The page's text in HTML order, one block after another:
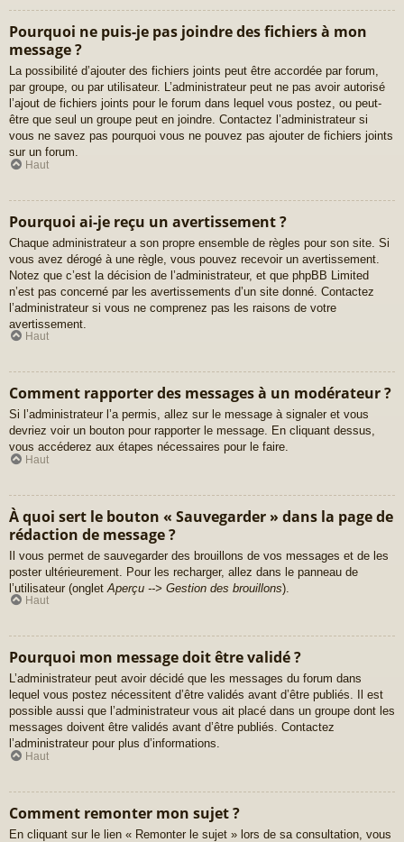
Pourquoi ne puis-je pas joindre des fichiers à mon
message ?
La possibilité d’ajouter des fichiers joints peut être accordée par forum,
par groupe, ou par utilisateur. L’administrateur peut ne pas avoir autorisé
l’ajout de fichiers joints pour le forum dans lequel vous postez, ou peut-
être que seul un groupe peut en joindre. Contactez l’administrateur si
vous ne savez pas pourquoi vous ne pouvez pas ajouter de fichiers joints
sur un forum.
Haut
Pourquoi ai-je reçu un avertissement ?
Chaque administrateur a son propre ensemble de règles pour son site. Si
vous avez dérogé à une règle, vous pouvez recevoir un avertissement.
Notez que c’est la décision de l’administrateur, et que phpBB Limited
n’est pas concerné par les avertissements d’un site donné. Contactez
l’administrateur si vous ne comprenez pas les raisons de votre
avertissement.
Haut
Comment rapporter des messages à un modérateur ?
Si l’administrateur l’a permis, allez sur le message à signaler et vous
devriez voir un bouton pour rapporter le message. En cliquant dessus,
vous accéderez aux étapes nécessaires pour le faire.
Haut
À quoi sert le bouton « Sauvegarder » dans la page de
rédaction de message ?
Il vous permet de sauvegarder des brouillons de vos messages et de les
poster ultérieurement. Pour les recharger, allez dans le panneau de
l’utilisateur (onglet Aperçu --> Gestion des brouillons).
Haut
Pourquoi mon message doit être validé ?
L’administrateur peut avoir décidé que les messages du forum dans
lequel vous postez nécessitent d’être validés avant d’être publiés. Il est
possible aussi que l’administrateur vous ait placé dans un groupe dont les
messages doivent être validés avant d’être publiés. Contactez
l’administrateur pour plus d’informations.
Haut
Comment remonter mon sujet ?
En cliquant sur le lien « Remonter le sujet » lors de sa consultation, vous